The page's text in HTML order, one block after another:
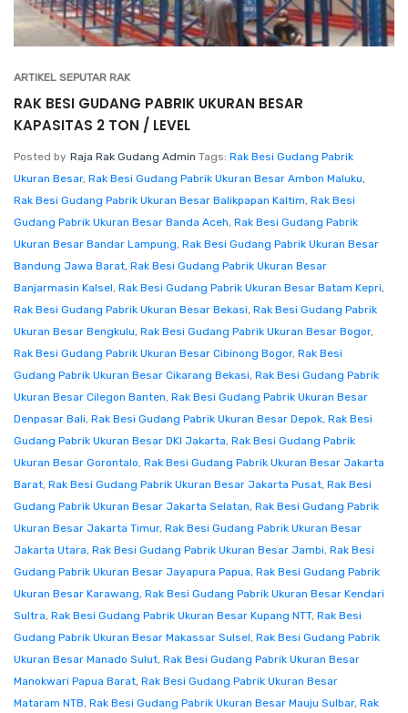
ARTIKEL SEPUTAR RAK
RAK BESI GUDANG PABRIK UKURAN BESAR
KAPASITAS 2 TON / LEVEL
Posted by Raja Rak Gudang Admin Tags: Rak Besi Gudang Pabrik
Ukuran Besar, Rak Besi Gudang Pabrik Ukuran Besar Ambon Maluku,
Rak Besi Gudang Pabrik Ukuran Besar Balikpapan Kaltim, Rak Besi
Gudang Pabrik Ukuran Besar Banda Aceh, Rak Besi Gudang Pabrik
Ukuran Besar Bandar Lampung, Rak Besi Gudang Pabrik Ukuran Besar
Bandung Jawa Barat, Rak Besi Gudang Pabrik Ukuran Besar
Banjarmasin Kalsel, Rak Besi Gudang Pabrik Ukuran Besar Batam Kepri,
Rak Besi Gudang Pabrik Ukuran Besar Bekasi, Rak Besi Gudang Pabrik
Ukuran Besar Bengkulu, Rak Besi Gudang Pabrik Ukuran Besar Bogor,
Rak Besi Gudang Pabrik Ukuran Besar Cibinong Bogor, Rak Besi
Gudang Pabrik Ukuran Besar Cikarang Bekasi, Rak Besi Gudang Pabrik
Ukuran Besar Cilegon Banten, Rak Besi Gudang Pabrik Ukuran Besar
Denpasar Bali, Rak Besi Gudang Pabrik Ukuran Besar Depok, Rak Besi
Gudang Pabrik Ukuran Besar DKI Jakarta, Rak Besi Gudang Pabrik
Ukuran Besar Gorontalo, Rak Besi Gudang Pabrik Ukuran Besar Jakarta
Barat, Rak Besi Gudang Pabrik Ukuran Besar Jakarta Pusat, Rak Besi
Gudang Pabrik Ukuran Besar Jakarta Selatan, Rak Besi Gudang Pabrik
Ukuran Besar Jakarta Timur, Rak Besi Gudang Pabrik Ukuran Besar
Jakarta Utara, Rak Besi Gudang Pabrik Ukuran Besar Jambi, Rak Besi
Gudang Pabrik Ukuran Besar Jayapura Papua, Rak Besi Gudang Pabrik
Ukuran Besar Karawang, Rak Besi Gudang Pabrik Ukuran Besar Kendari
Sultra, Rak Besi Gudang Pabrik Ukuran Besar Kupang NTT, Rak Besi
Gudang Pabrik Ukuran Besar Makassar Sulsel, Rak Besi Gudang Pabrik
Ukuran Besar Manado Sulut, Rak Besi Gudang Pabrik Ukuran Besar
Manokwari Papua Barat, Rak Besi Gudang Pabrik Ukuran Besar
Mataram NTB, Rak Besi Gudang Pabrik Ukuran Besar Mauju Sulbar, Rak